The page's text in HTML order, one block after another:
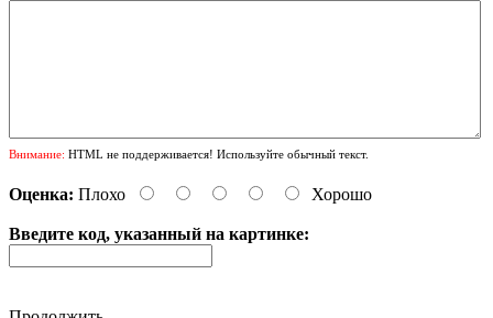
Внимание: HTML не поддерживается! Используйте обычный текст.
Оценка: Плохо Хорошо
Введите код, указанный на картинке: